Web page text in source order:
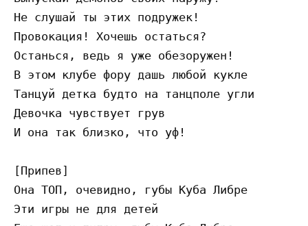
Не слушай ты этих подружек!
Провокация! Хочешь остаться?
Останься, ведь я уже обезоружен!
В этом клубе фору дашь любой кукле
Танцуй детка будто на танцполе угли
Девочка чувствует грув
И она так близко, что уф!
[Припев]
Она ТОП, очевидно, губы Куба Либре
Эти игры не для детей